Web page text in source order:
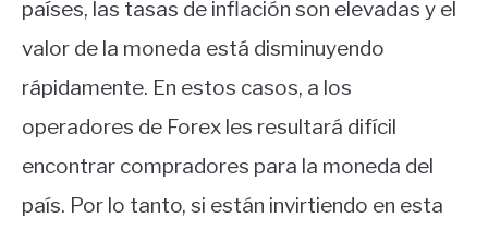
países, las tasas de inflación son elevadas y el
valor de la moneda está disminuyendo
rápidamente. En estos casos, a los
operadores de Forex les resultará difícil
encontrar compradores para la moneda del
país. Por lo tanto, si están invirtiendo en esta